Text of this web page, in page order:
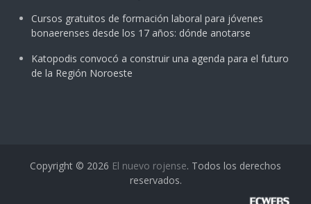
Cursos gratuitos de formación laboral para jóvenes
bonaerenses desde los 17 años: dónde anotarse
Katopodis convocó a construir una agenda para el futuro
de la Región Noroeste
Copyright © 2026 El nuevo rojense. Todos los derechos
reservados.